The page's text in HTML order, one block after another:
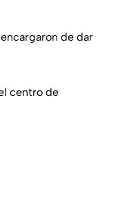
de dar
centro de